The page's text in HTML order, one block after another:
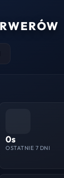
0s
OSTATNIE 7 DNI